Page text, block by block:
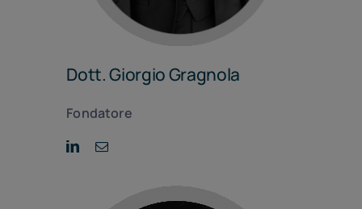
Dott. Giorgio Gragnola
Fondatore